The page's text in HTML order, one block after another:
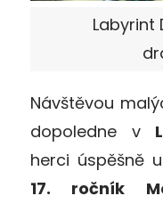
Labyrint
Návštěvou
dopoledne v
herci úspěšně
17. ročník